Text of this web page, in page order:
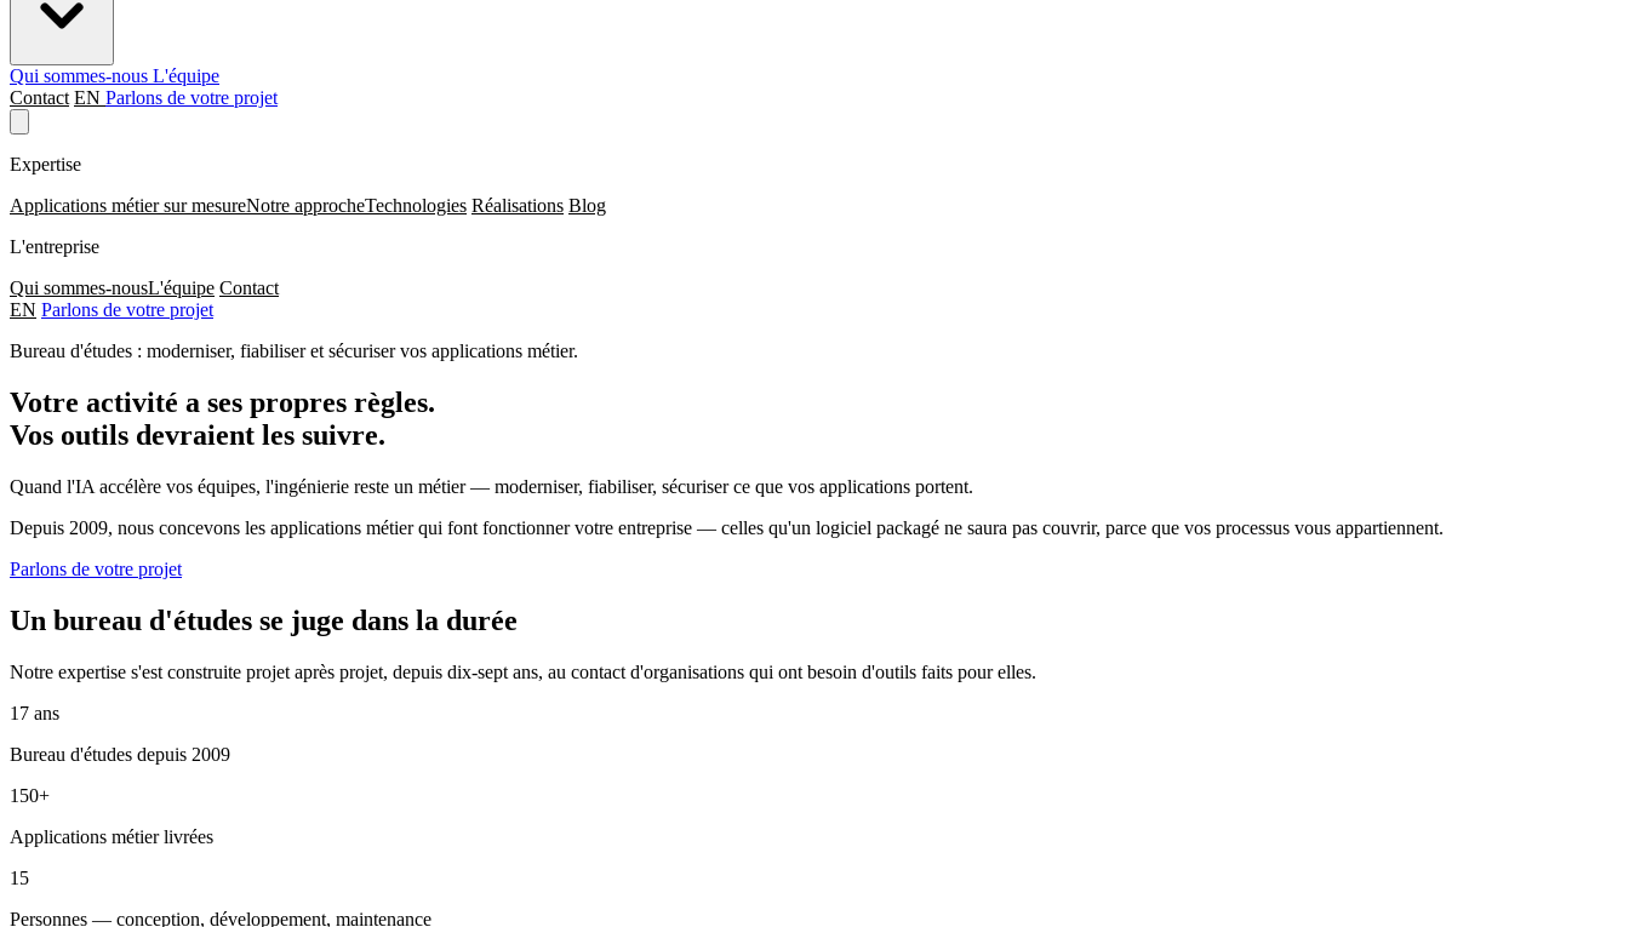
Qui sommes-nous L'équipe
Contact EN Parlons de votre projet
Expertise
Applications métier sur mesureNotre approcheTechnologies Réalisations Blog
L'entreprise
Qui sommes-nousL'équipe Contact
EN Parlons de votre projet
Bureau d'études : moderniser, fiabiliser et sécuriser vos applications métier.
Votre activité a ses propres règles.
Vos outils devraient les suivre.
Quand l'IA accélère vos équipes, l'ingénierie reste un métier — moderniser, fiabiliser, sécuriser ce que vos applications portent.
Depuis 2009, nous concevons les applications métier qui font fonctionner votre entreprise — celles qu'un logiciel packagé ne saura pas couvrir, parce que vos processus vous appartiennent.
Parlons de votre projet
Un bureau d'études se juge dans la durée
Notre expertise s'est construite projet après projet, depuis dix-sept ans, au contact d'organisations qui ont besoin d'outils faits pour elles.
17 ans
Bureau d'études depuis 2009
150+
Applications métier livrées
15
Personnes — conception, développement, maintenance